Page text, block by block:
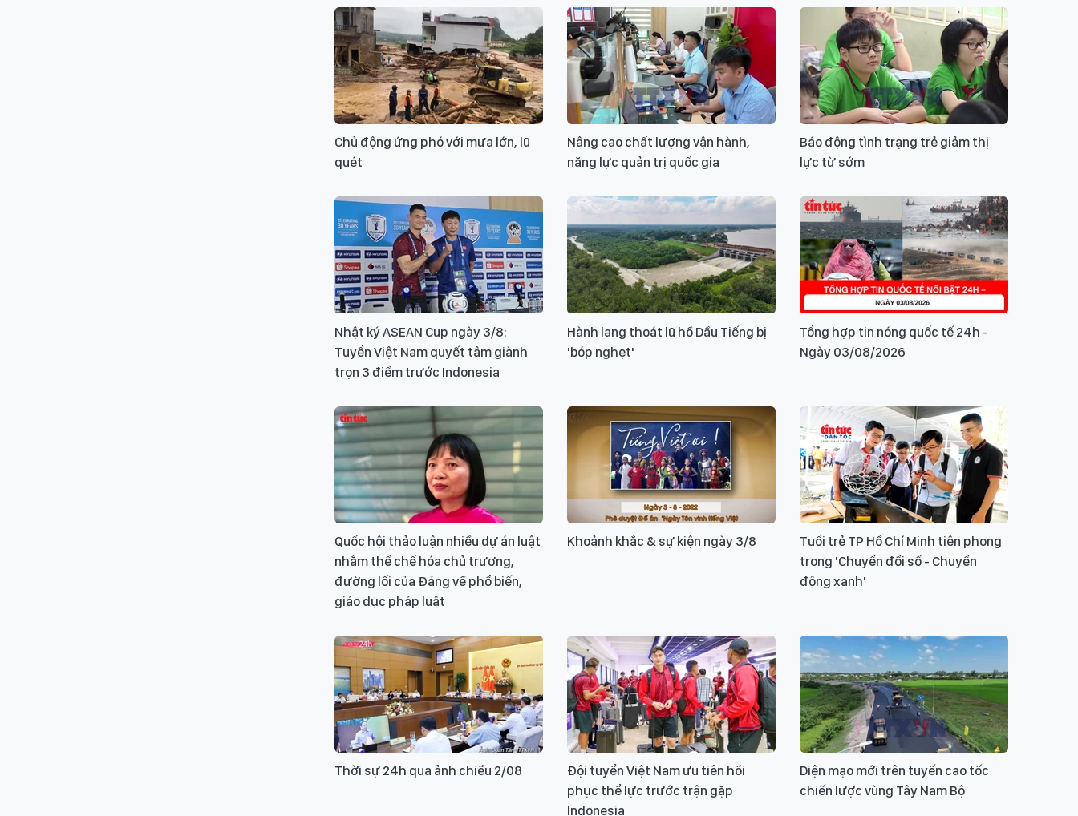
Chủ động ứng phó với mưa lớn, lũ
quét
Nâng cao chất lượng vận hành,
năng lực quản trị quốc gia
Báo động tình trạng trẻ giảm thị
lực từ sớm
Nhật ký ASEAN Cup ngày 3/8:
Tuyển Việt Nam quyết tâm giành
trọn 3 điểm trước Indonesia
Hành lang thoát lũ hồ Dầu Tiếng bị
'bóp nghẹt'
Tổng hợp tin nóng quốc tế 24h -
Ngày 03/08/2026
Quốc hội thảo luận nhiều dự án luật
nhằm thể chế hóa chủ trương,
đường lối của Đảng về phổ biến,
giáo dục pháp luật
Khoảnh khắc & sự kiện ngày 3/8
Tuổi trẻ TP Hồ Chí Minh tiên phong
trong 'Chuyển đổi số - Chuyển
động xanh'
Thời sự 24h qua ảnh chiều 2/08
Đội tuyển Việt Nam ưu tiên hồi
phục thể lực trước trận gặp
Indonesia
Diện mạo mới trên tuyến cao tốc
chiến lược vùng Tây Nam Bộ